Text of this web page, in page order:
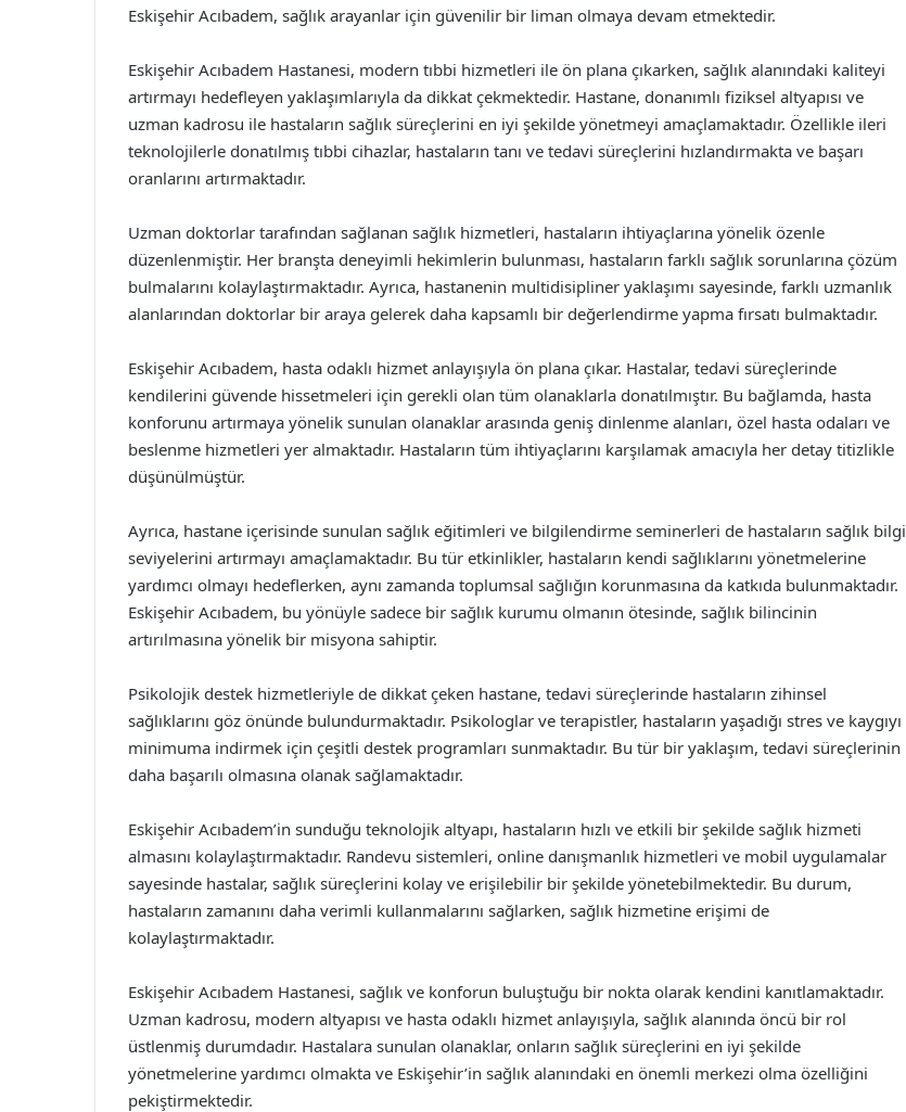
Eskişehir Acıbadem, sağlık arayanlar için güvenilir bir liman olmaya devam etmektedir.
Eskişehir Acıbadem Hastanesi, modern tıbbi hizmetleri ile ön plana çıkarken, sağlık alanındaki kaliteyi
artırmayı hedefleyen yaklaşımlarıyla da dikkat çekmektedir. Hastane, donanımlı fiziksel altyapısı ve
uzman kadrosu ile hastaların sağlık süreçlerini en iyi şekilde yönetmeyi amaçlamaktadır. Özellikle ileri
teknolojilerle donatılmış tıbbi cihazlar, hastaların tanı ve tedavi süreçlerini hızlandırmakta ve başarı
oranlarını artırmaktadır.
Uzman doktorlar tarafından sağlanan sağlık hizmetleri, hastaların ihtiyaçlarına yönelik özenle
düzenlenmiştir. Her branşta deneyimli hekimlerin bulunması, hastaların farklı sağlık sorunlarına çözüm
bulmalarını kolaylaştırmaktadır. Ayrıca, hastanenin multidisipliner yaklaşımı sayesinde, farklı uzmanlık
alanlarından doktorlar bir araya gelerek daha kapsamlı bir değerlendirme yapma fırsatı bulmaktadır.
Eskişehir Acıbadem, hasta odaklı hizmet anlayışıyla ön plana çıkar. Hastalar, tedavi süreçlerinde
kendilerini güvende hissetmeleri için gerekli olan tüm olanaklarla donatılmıştır. Bu bağlamda, hasta
konforunu artırmaya yönelik sunulan olanaklar arasında geniş dinlenme alanları, özel hasta odaları ve
beslenme hizmetleri yer almaktadır. Hastaların tüm ihtiyaçlarını karşılamak amacıyla her detay titizlikle
düşünülmüştür.
Ayrıca, hastane içerisinde sunulan sağlık eğitimleri ve bilgilendirme seminerleri de hastaların sağlık bilgi
seviyelerini artırmayı amaçlamaktadır. Bu tür etkinlikler, hastaların kendi sağlıklarını yönetmelerine
yardımcı olmayı hedeflerken, aynı zamanda toplumsal sağlığın korunmasına da katkıda bulunmaktadır.
Eskişehir Acıbadem, bu yönüyle sadece bir sağlık kurumu olmanın ötesinde, sağlık bilincinin
artırılmasına yönelik bir misyona sahiptir.
Psikolojik destek hizmetleriyle de dikkat çeken hastane, tedavi süreçlerinde hastaların zihinsel
sağlıklarını göz önünde bulundurmaktadır. Psikologlar ve terapistler, hastaların yaşadığı stres ve kaygıyı
minimuma indirmek için çeşitli destek programları sunmaktadır. Bu tür bir yaklaşım, tedavi süreçlerinin
daha başarılı olmasına olanak sağlamaktadır.
Eskişehir Acıbadem’in sunduğu teknolojik altyapı, hastaların hızlı ve etkili bir şekilde sağlık hizmeti
almasını kolaylaştırmaktadır. Randevu sistemleri, online danışmanlık hizmetleri ve mobil uygulamalar
sayesinde hastalar, sağlık süreçlerini kolay ve erişilebilir bir şekilde yönetebilmektedir. Bu durum,
hastaların zamanını daha verimli kullanmalarını sağlarken, sağlık hizmetine erişimi de
kolaylaştırmaktadır.
Eskişehir Acıbadem Hastanesi, sağlık ve konforun buluştuğu bir nokta olarak kendini kanıtlamaktadır.
Uzman kadrosu, modern altyapısı ve hasta odaklı hizmet anlayışıyla, sağlık alanında öncü bir rol
üstlenmiş durumdadır. Hastalara sunulan olanaklar, onların sağlık süreçlerini en iyi şekilde
yönetmelerine yardımcı olmakta ve Eskişehir’in sağlık alanındaki en önemli merkezi olma özelliğini
pekiştirmektedir.